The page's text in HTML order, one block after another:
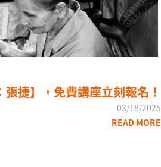
捷】，免費講座立刻報名！
03/18/2025
READ MORE